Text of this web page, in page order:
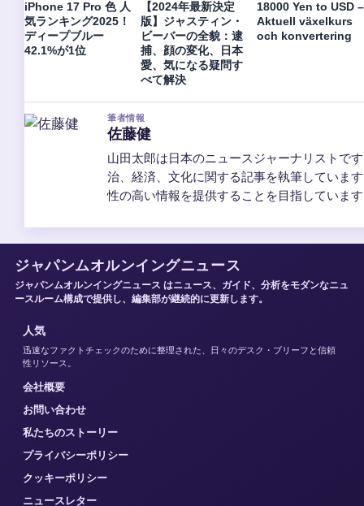
iPhone 17 Pro 色 人
気ランキング2025！
ディープブルー
42.1%が1位
【2024年最新決定
版】ジャスティン・
ビーバーの全貌：逮
捕、顔の変化、日本
愛、気になる疑問す
べて解決
18000 Yen to USD –
Aktuell växelkurs
och konvertering
筆者情報
佐藤健
山田太郎は日本のニュースジャーナリストで
治、経済、文化に関する記事を執筆していま
性の高い情報を提供することを目指していま
ジャパンムオルンイングニュース
ジャパンムオルンイングニュース はニュース、ガイド、分析をモダンなニュ
ースルーム構成で提供し、編集部が継続的に更新します。
人気
迅速なファクトチェックのために整理された、日々のデスク・ブリーフと信頼
性リソース。
会社概要
お問い合わせ
私たちのストーリー
プライバシーポリシー
クッキーポリシー
ニュースレター